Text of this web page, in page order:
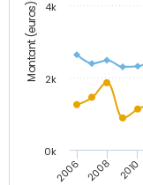
Montant (euros)
2006 2008 2010
0k
2k
4k